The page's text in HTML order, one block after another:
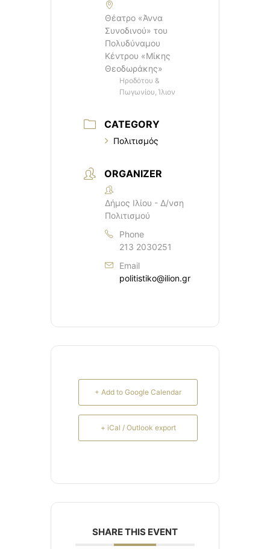
Θέατρο «Άννα
Συνοδινού» του
Πολυδύναμου
Κέντρου «Μίκης
Θεοδωράκης»
Ηροδότου &
Πωγωνίου, Ίλιον
CATEGORY
Πολιτισμός
ORGANIZER
Δήμος Ιλίου - Δ/νση
Πολιτισμού
Phone
213 2030251
Email
politistiko@ilion.gr
+ Add to Google Calendar
+ iCal / Outlook export
SHARE THIS EVENT